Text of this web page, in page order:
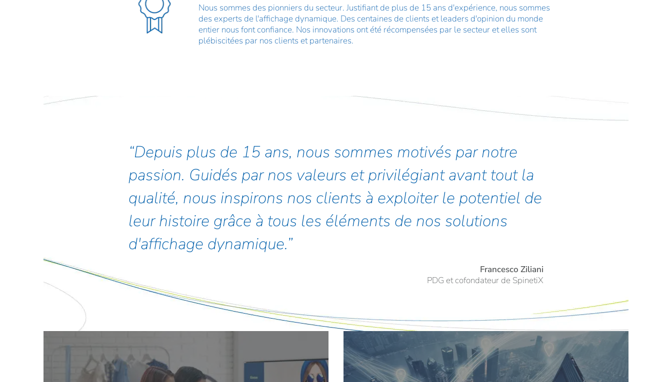
Nous sommes des pionniers du secteur. Justifiant de plus de 15 ans d'expérience, nous sommes
des experts de l'affichage dynamique. Des centaines de clients et leaders d'opinion du monde
entier nous font confiance. Nos innovations ont été récompensées par le secteur et elles sont
plébiscitées par nos clients et partenaires.
Depuis plus de 15 ans, nous sommes motivés par notre
passion. Guidés par nos valeurs et privilégiant avant tout la
qualité, nous inspirons nos clients à exploiter le potentiel de
leur histoire grâce à tous les éléments de nos solutions
d'affichage dynamique.
Francesco Ziliani
PDG et cofondateur de SpinetiX